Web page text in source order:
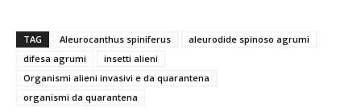
TAG Aleurocanthus spiniferus
aleurodide spinoso agrumi
difesa agrumi
insetti alieni
Organismi alieni invasivi e da quarantena
organismi da quarantena